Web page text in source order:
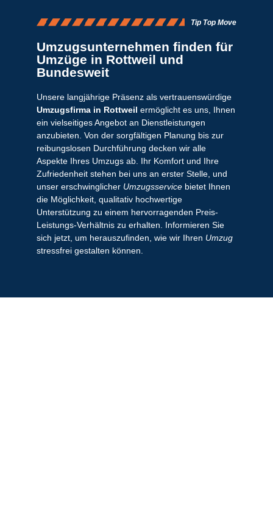
Tip Top Move
Umzugsunternehmen finden für
Umzüge in Rottweil und
Bundesweit
Unsere langjährige Präsenz als vertrauenswürdige
Umzugsfirma in Rottweil ermöglicht es uns, Ihnen
ein vielseitiges Angebot an Dienstleistungen
anzubieten. Von der sorgfältigen Planung bis zur
reibungslosen Durchführung decken wir alle
Aspekte Ihres Umzugs ab. Ihr Komfort und Ihre
Zufriedenheit stehen bei uns an erster Stelle, und
unser erschwinglicher Umzugsservice bietet Ihnen
die Möglichkeit, qualitativ hochwertige
Unterstützung zu einem hervorragenden Preis-
Leistungs-Verhältnis zu erhalten. Informieren Sie
sich jetzt, um herauszufinden, wie wir Ihren Umzug
stressfrei gestalten können.